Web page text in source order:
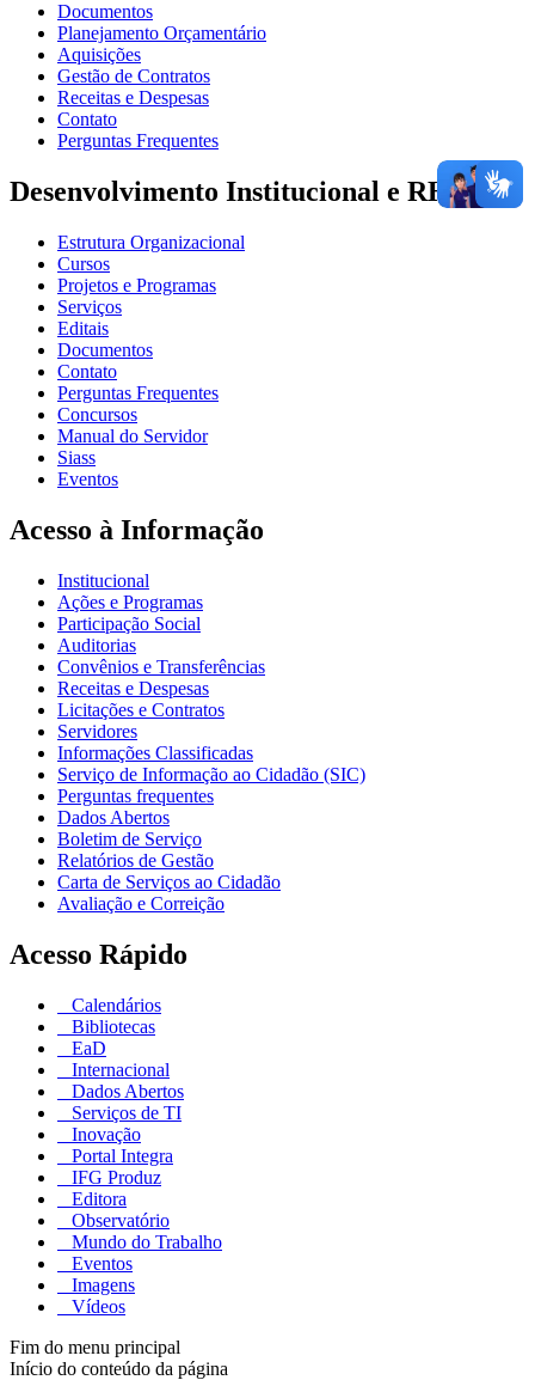
Documentos
Planejamento Orçamentário
Aquisições
Gestão de Contratos
Receitas e Despesas
Contato
Perguntas Frequentes
Desenvolvimento Institucional e RH
Estrutura Organizacional
Cursos
Projetos e Programas
Serviços
Editais
Documentos
Contato
Perguntas Frequentes
Concursos
Manual do Servidor
Siass
Eventos
Acesso à Informação
Institucional
Ações e Programas
Participação Social
Auditorias
Convênios e Transferências
Receitas e Despesas
Licitações e Contratos
Servidores
Informações Classificadas
Serviço de Informação ao Cidadão (SIC)
Perguntas frequentes
Dados Abertos
Boletim de Serviço
Relatórios de Gestão
Carta de Serviços ao Cidadão
Avaliação e Correição
Acesso Rápido
Calendários
Bibliotecas
EaD
Internacional
Dados Abertos
Serviços de TI
Inovação
Portal Integra
IFG Produz
Editora
Observatório
Mundo do Trabalho
Eventos
Imagens
Vídeos
Fim do menu principal
Início do conteúdo da página